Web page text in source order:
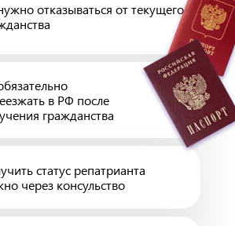
в РФ после
гражданства
отказываться от текущего
статус репатрианта
через консульство